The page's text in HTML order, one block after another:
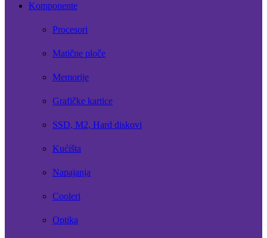
Komponente
Procesori
Matične ploče
Memorije
Grafičke kartice
SSD, M2, Hard diskovi
Kućišta
Napajanja
Cooleri
Optika